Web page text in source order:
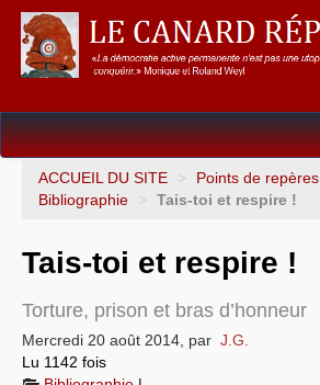
Dossiers
Points de repères
Un éléphant, ça trompe énormément !
Gouvernance mondiale & mondialisation
ACCUEIL DU SITE > Points de repères
Bibliographie
> Tais-toi et respire !
Tais-toi et respire !
Torture, prison et bras d’honneur
Mercredi 20 août 2014 par J.G.
Lu 1142 fois